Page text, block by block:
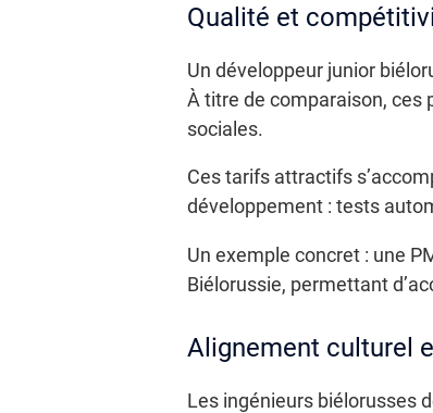
Qualité et
Un développeur junior
À titre de comparaison, ces
sociales.
Ces tarifs attractifs
développement : tests
Un exemple concret : une
Biélorussie, permettant
Alignement culturel
Les ingénieurs biélorusses